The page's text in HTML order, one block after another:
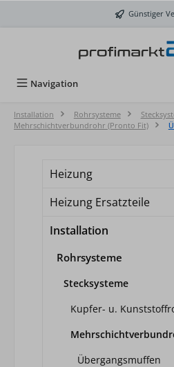
Günstiger
Navigation
Installation Rohrsysteme
Mehrschichtverbundrohr (Pronto Fit)
Heizung
Heizung Ersatzteile
Installation
Rohrsysteme
Stecksysteme
Kupfer- u.
Übergangsmuffen